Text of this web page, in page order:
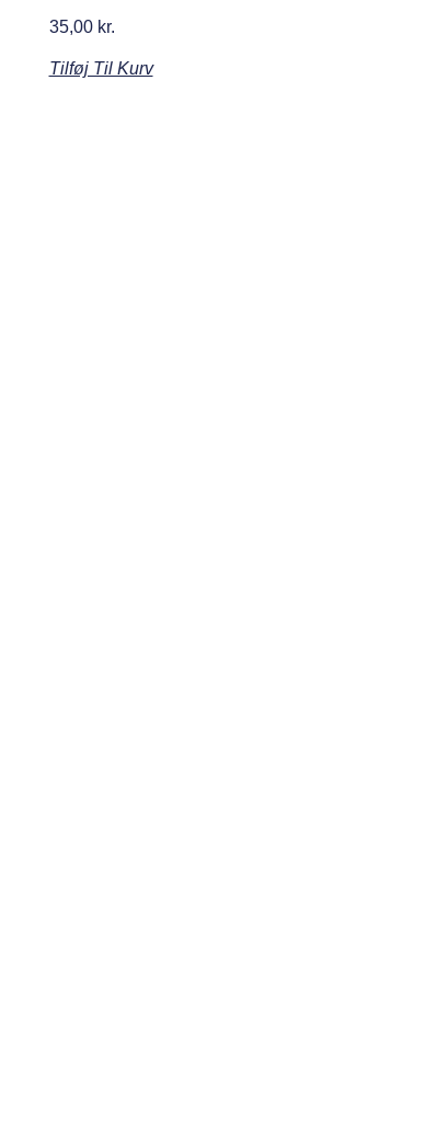
35,00 kr.
Tilføj Til Kurv